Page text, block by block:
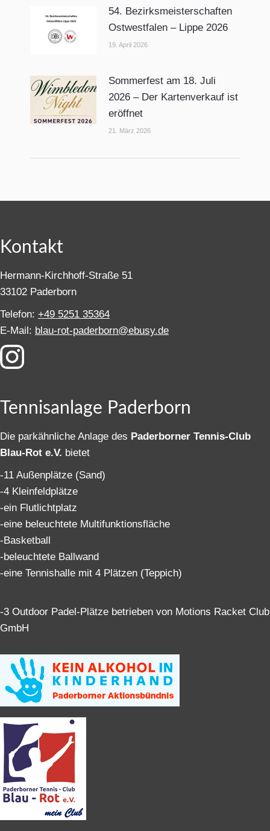
54. Bezirksmeisterschaften
Ostwestfalen – Lippe 2026
19. April 2026
Sommerfest am 18. Juli
2026 – Der Kartenverkauf ist
eröffnet
21. März 2026
Kontakt
Hermann-Kirchhoff-Straße 51
33102 Paderborn
Telefon: +49 5251 35364
E-Mail: blau-rot-paderborn@ebusy.de
Tennisanlage Paderborn
Die parkähnliche Anlage des Paderborner Tennis-Club
Blau-Rot e.V. bietet
-11 Außenplätze (Sand)
-4 Kleinfeldplätze
-ein Flutlichtplatz
-eine beleuchtete Multifunktionsfläche
-Basketball
-beleuchtete Ballwand
-eine Tennishalle mit 4 Plätzen (Teppich)
-3 Outdoor Padel-Plätze betrieben von Motions Racket Club
GmbH